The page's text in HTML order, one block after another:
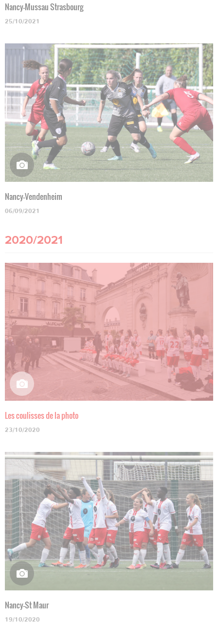
Nancy-Mussau Strasbourg
25/10/2021
Nancy-Vendenheim
06/09/2021
2020/2021
Les coulisses de la photo
23/10/2020
Nancy-St Maur
19/10/2020